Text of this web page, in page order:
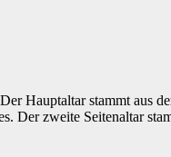
Hauptaltar stammt aus
Der zweite Seitenaltar